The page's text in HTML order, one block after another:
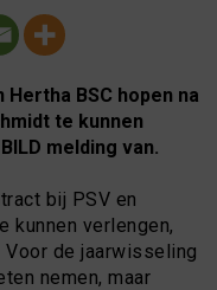
BSC hopen na
te kunnen
melding van.
bij PSV en
kunnen verlengen,
de jaarwisseling
nemen, maar